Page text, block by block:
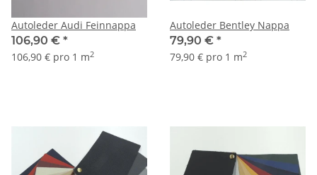
Autoleder Audi Feinnappa
106,90 € *
106,90 € pro 1 m2
Autoleder Bentley Nappa
79,90 € *
79,90 € pro 1 m2